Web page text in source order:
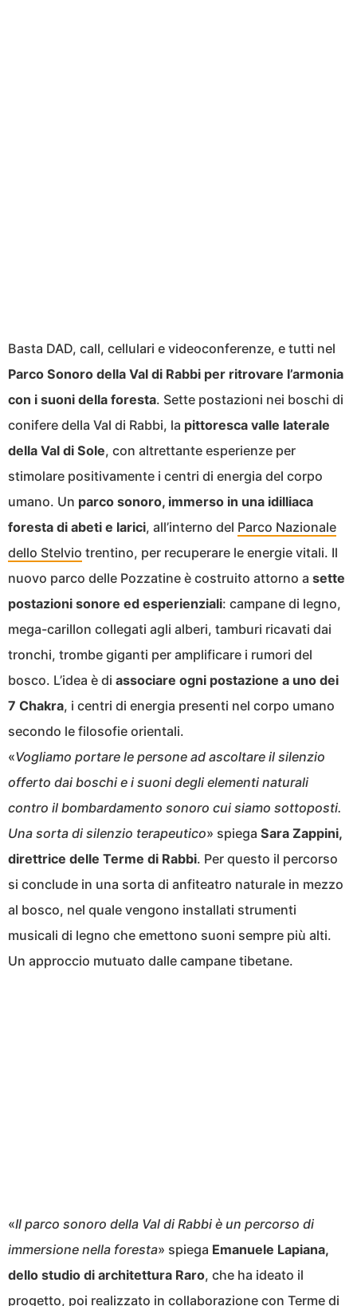
Basta DAD, call, cellulari e videoconferenze, e tutti nel
Parco Sonoro della Val di Rabbi per ritrovare l’armonia
con i suoni della foresta. Sette postazioni nei boschi di
conifere della Val di Rabbi, la pittoresca valle laterale
della Val di Sole, con altrettante esperienze per
stimolare positivamente i centri di energia del corpo
umano. Un parco sonoro, immerso in una idilliaca
foresta di abeti e larici, all’interno del Parco Nazionale
dello Stelvio trentino, per recuperare le energie vitali. Il
nuovo parco delle Pozzatine è costruito attorno a sette
postazioni sonore ed esperienziali: campane di legno,
mega-carillon collegati agli alberi, tamburi ricavati dai
tronchi, trombe giganti per amplificare i rumori del
bosco. L’idea è di associare ogni postazione a uno dei
7 Chakra, i centri di energia presenti nel corpo umano
secondo le filosofie orientali.
«Vogliamo portare le persone ad ascoltare il silenzio
offerto dai boschi e i suoni degli elementi naturali
contro il bombardamento sonoro cui siamo sottoposti.
Una sorta di silenzio terapeutico» spiega Sara Zappini,
direttrice delle Terme di Rabbi. Per questo il percorso
si conclude in una sorta di anfiteatro naturale in mezzo
al bosco, nel quale vengono installati strumenti
musicali di legno che emettono suoni sempre più alti.
Un approccio mutuato dalle campane tibetane.
«Il parco sonoro della Val di Rabbi è un percorso di
immersione nella foresta» spiega Emanuele Lapiana,
dello studio di architettura Raro, che ha ideato il
progetto, poi realizzato in collaborazione con Terme di